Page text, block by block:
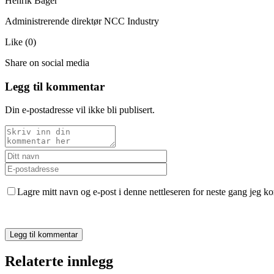
Administrerende direktør NCC Industry
Like (0)
Share on social media
Legg til kommentar
Din e-postadresse vil ikke bli publisert.
Lagre mitt navn og e-post i denne nettleseren for neste gang jeg
Relaterte innlegg